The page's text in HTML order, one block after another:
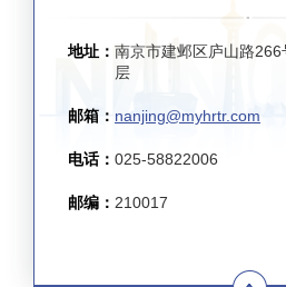
地址： 南京市建邺区庐山路
层
邮箱： nanjing@myhrtr.com
电话： 025-58822006
邮编： 210017